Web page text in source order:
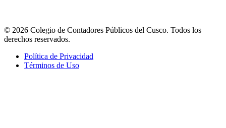
© 2026 Colegio de Contadores Públicos del Cusco. Todos los
derechos reservados.
Política de Privacidad
Términos de Uso